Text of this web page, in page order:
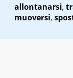
allontanarsi,
muoversi,